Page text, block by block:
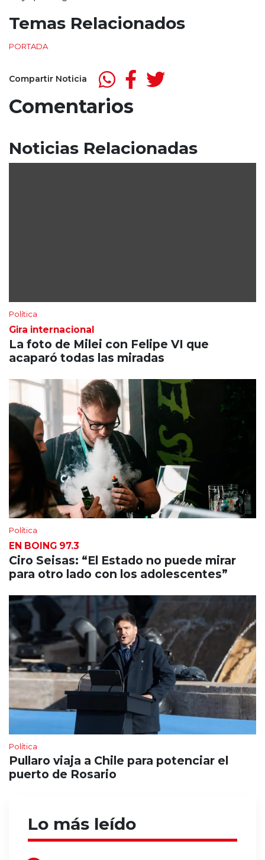
Temas Relacionados
PORTADA
Compartir Noticia
Comentarios
Noticias Relacionadas
Política
Gira internacional
La foto de Milei con Felipe VI que
acaparó todas las miradas
Política
EN BOING 97.3
Ciro Seisas: “El Estado no puede mirar
para otro lado con los adolescentes”
Política
Pullaro viaja a Chile para potenciar el
puerto de Rosario
Lo más leído